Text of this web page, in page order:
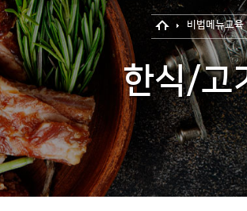
비법메뉴교육
한식/고